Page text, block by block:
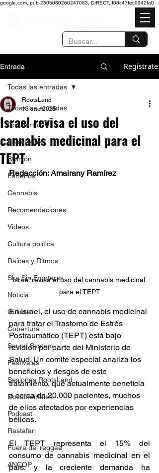
google.com, pub-2505080260247083, DIRECT, f08c47fec0942fa0
Entrada Regístrate
Todas las entradas
Conciertos
Entrevistas
Opinión
Estrenos
Cannabis
Recomendaciones
Videos
Cultura política
Raíces y Ritmos
Ska Sin Fronteras
Noticia
Cultura
Cobertura
Sound System
Festivales
Sesiones RootsLand
Documentales
Podcast
Rastafari
Fuera del reggae
ANCOP
Todas las entradas
Israel revisa el uso del
cannabis medicinal para el
TEPT
RootsLand
13 ene 2025
Redacción: Amairany Ramírez
Israel revisa el uso del cannabis medicinal
para el TEPT
En Israel, el uso de cannabis medicinal
para tratar el Trastorno de Estrés
Postraumático (TEPT) está bajo
revisión por parte del Ministerio de
Salud. Un comité especial analiza los
beneficios y riesgos de este
tratamiento, que actualmente beneficia
a cerca de 20,000 pacientes, muchos
de ellos afectados por experiencias
bélicas.
El TEPT representa el 15% del
consumo de cannabis medicinal en el
país, y la creciente demanda ha